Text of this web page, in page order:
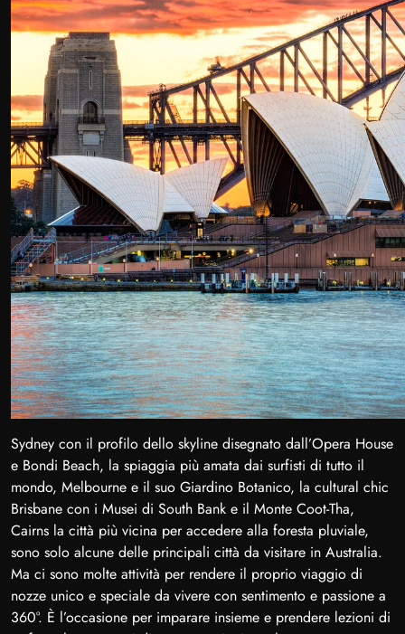
Sydney con il profilo dello skyline disegnato dall’Opera House
e Bondi Beach, la spiaggia più amata dai surfisti di tutto il
mondo, Melbourne e il suo Giardino Botanico, la cultural chic
Brisbane con i Musei di South Bank e il Monte Coot-Tha,
Cairns la città più vicina per accedere alla foresta pluviale,
sono solo alcune delle principali città da visitare in Australia.
Ma ci sono molte attività per rendere il proprio viaggio di
nozze unico e speciale da vivere con sentimento e passione a
360°. È l’occasione per imparare insieme e prendere lezioni di